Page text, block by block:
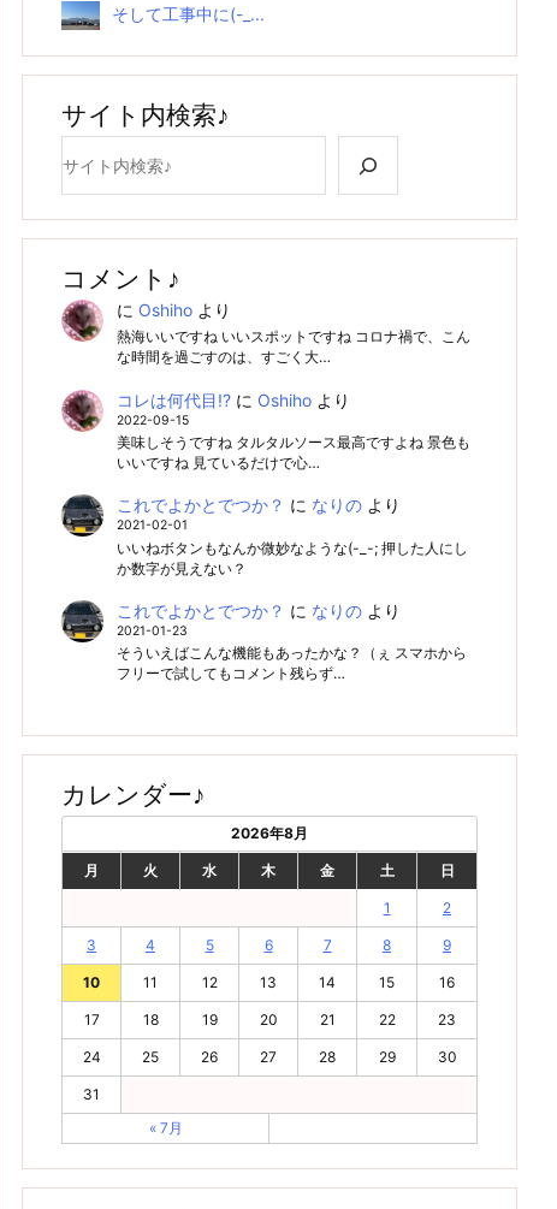
そして工事中に(-_...
サイト内検索♪
コメント♪
に Oshihoより
熱海いいですね いいスポットですね コロナ禍で、こん
な時間を過ごすのは、すごく大…
コレは何代目!?に Oshihoより
2022-09-15
美味しそうですね タルタルソース最高ですよね 景色も
いいですね 見ているだけで心…
これでよかとでつか？ に なりのより
2021-02-01
いいねボタンもなんか微妙なような(-_-; 押した人にし
か数字が見えない？
これでよかとでつか？ に なりのより
2021-01-23
そういえばこんな機能もあったかな？（ぇ スマホから
フリーで試してもコメント残らず…
カレンダー♪
2026年8月
月 火 水 木 金 土 日
1 2
3 4 5 6 7 8 9
10 11 12 13 14 15 16
17 18 19 20 21 22 23
24 25 26 27 28 29 30
31
« 7月